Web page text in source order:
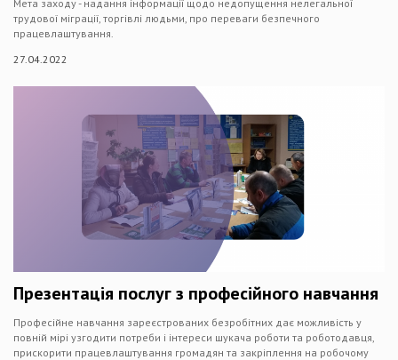
Мета заходу - надання інформації щодо недопущення нелегальної
трудової міграції, торгівлі людьми, про переваги безпечного
працевлаштування.
27.04.2022
Презентація послуг з професійного навчання
Професійне навчання зареєстрованих безробітних дає можливість у
повній мірі узгодити потреби і інтереси шукача роботи та роботодавця,
прискорити працевлаштування громадян та закріплення на робочому